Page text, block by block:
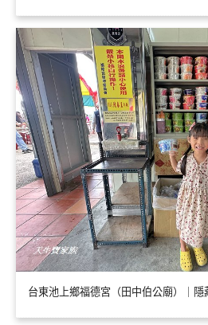
台東池上鄉福德宮（田中伯公廟）｜